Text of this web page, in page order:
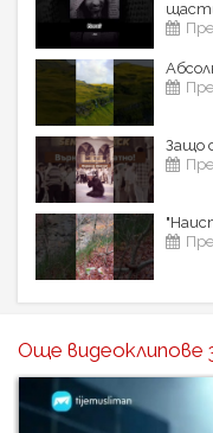
Защо
Още видеоклипове